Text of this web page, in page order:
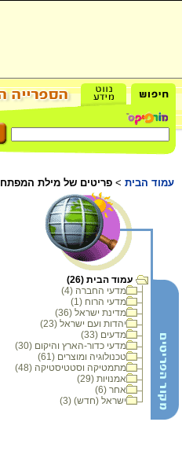
עמוד הבית > פריטים של מילת המפתח
עמוד הבית (26)
מדעי החברה (4)
מדעי הרוח (1)
מדינת ישראל (36)
יהדות ועם ישראל (23)
מדעים (33)
מדעי כדור-הארץ והיקום (30)
טכנולוגיה ומוצרים (61)
מתמטיקה וסטטיסטיקה (48)
אמנויות (29)
אחר (6)
ישראל (חדש) (3)